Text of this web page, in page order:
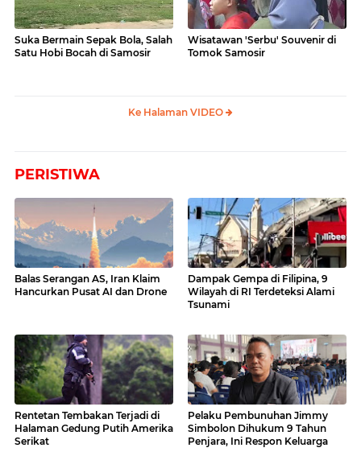
Suka Bermain Sepak Bola, Salah
Satu Hobi Bocah di Samosir
Wisatawan 'Serbu' Souvenir di
Tomok Samosir
Ke Halaman VIDEO
PERISTIWA
Balas Serangan AS, Iran Klaim
Hancurkan Pusat AI dan Drone
Dampak Gempa di Filipina, 9
Wilayah di RI Terdeteksi Alami
Tsunami
Rentetan Tembakan Terjadi di
Halaman Gedung Putih Amerika
Serikat
Pelaku Pembunuhan Jimmy
Simbolon Dihukum 9 Tahun
Penjara, Ini Respon Keluarga